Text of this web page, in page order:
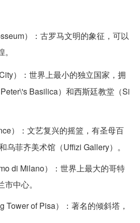
）：古罗马文明的象征，可以
）：世界上最小的独立国家，拥
Basilica）和西斯廷教堂（Si
）：文艺复兴的摇篮，有圣母百
乌菲齐美术馆（Uffizi Gallery）。
di Milano）：世界上最大的哥特
中心。
Tower of Pisa）：著名的倾斜塔，